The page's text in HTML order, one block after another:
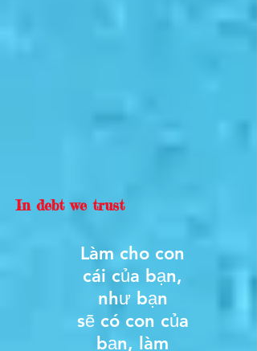
In debt we trust
Làm cho con
cái của bạn,
như bạn
sẽ có con của
bạn, làm